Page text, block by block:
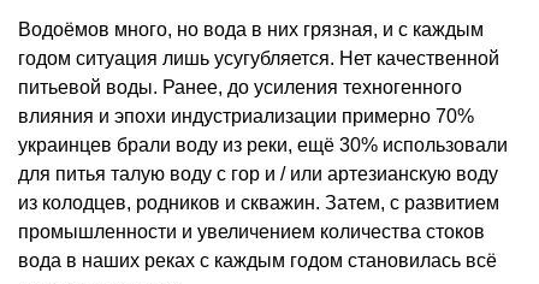
Водоёмов много, но вода в них грязная, и с каждым
годом ситуация лишь усугубляется. Нет качественной
питьевой воды. Ранее, до усиления техногенного
влияния и эпохи индустриализации примерно 70%
украинцев брали воду из реки, ещё 30% использовали
для питья талую воду с гор и / или артезианскую воду
из колодцев, родников и скважин. Затем, с развитием
промышленности и увеличением количества стоков
вода в наших реках с каждым годом становилась всё